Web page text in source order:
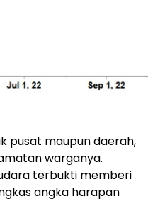
pusat maupun daerah,
warganya.
terbukti memberi
angka harapan